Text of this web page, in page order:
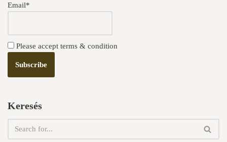
Email*
Please accept terms & condition
Keresés